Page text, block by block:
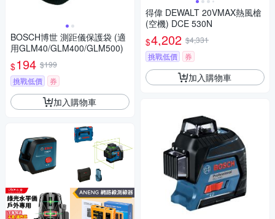
BOSCH博世 測距儀保護袋 (適
用GLM40/GLM400/GLM500)
$194 $199
挑戰低價
券
加入購物車
得偉 DEWALT 20VMAX熱風槍
(空機) DCE 530N
$4,202 $4,331
挑戰低價
券
加入購物車